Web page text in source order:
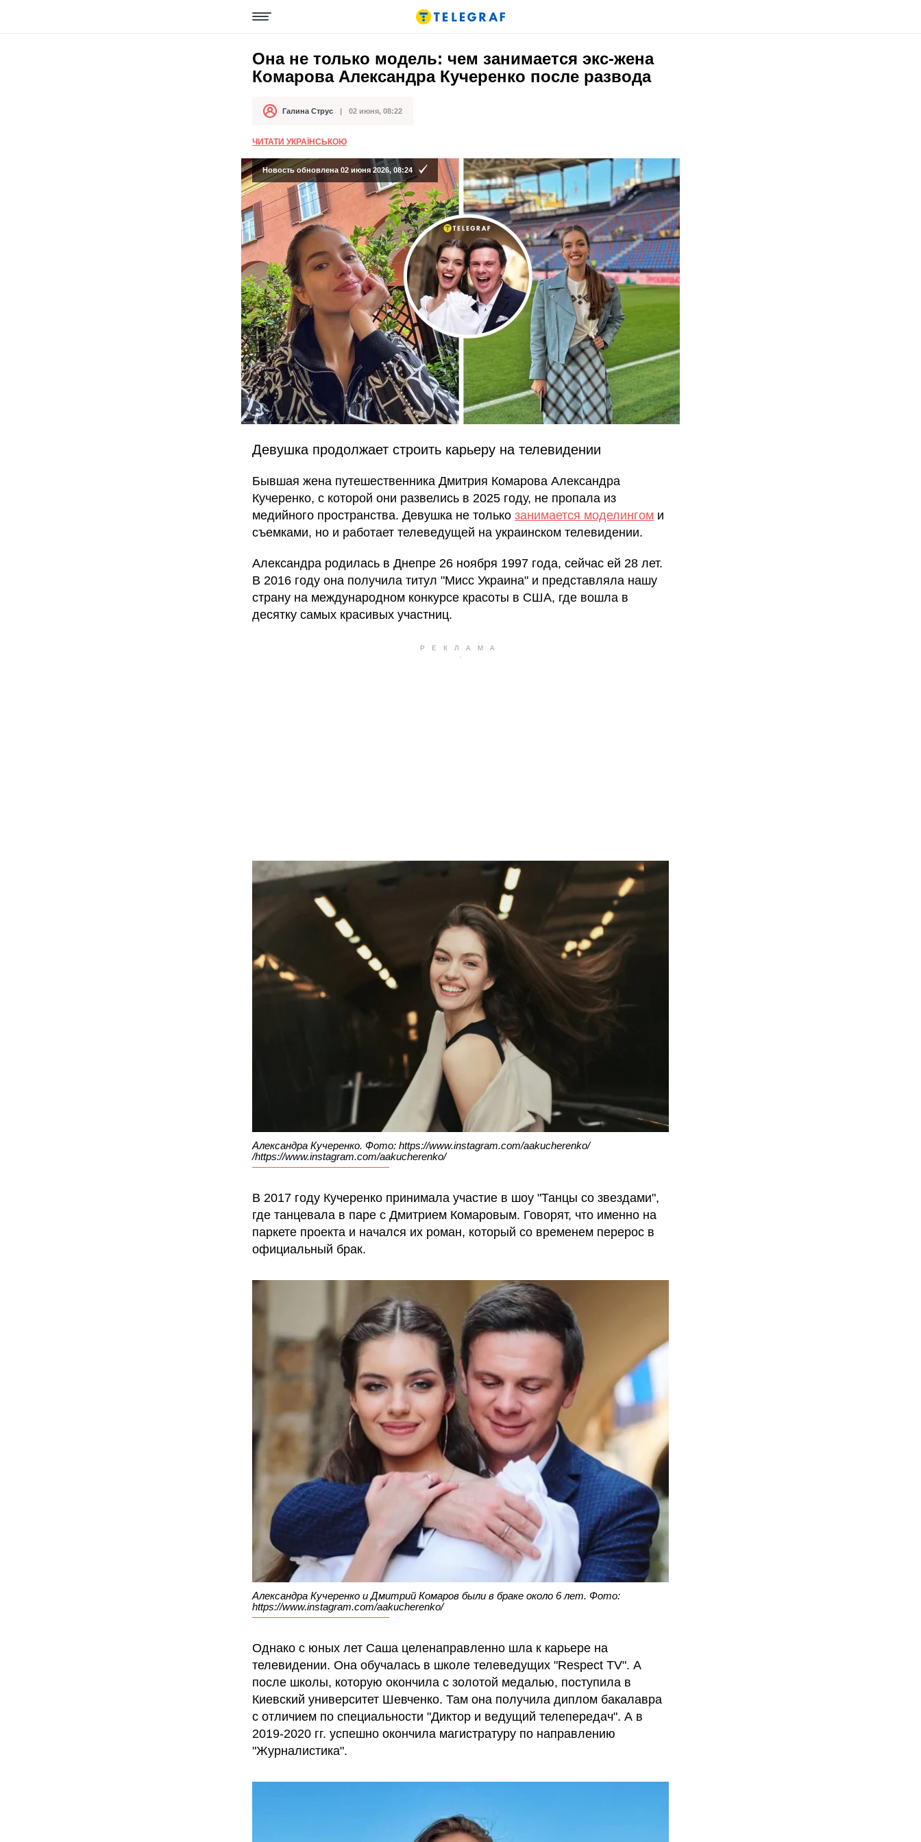
Она не только модель: чем занимается экс-жена
Комарова Александра Кучеренко после развода
АвторГалина Струс
Дата публикации 02 июня, 08:22
ЧИТАТИ УКРАЇНСЬКОЮ
Новость обновлена 02 июня 2026, 08:24
Девушка продолжает строить карьеру на телевидении
Бывшая жена путешественника Дмитрия Комарова Александра
Кучеренко, с которой они развелись в 2025 году, не пропала из
медийного пространства. Девушка не только занимается моделингом и
съемками, но и работает телеведущей на украинском телевидении.
Александра родилась в Днепре 26 ноября 1997 года, сейчас ей 28 лет.
В 2016 году она получила титул "Мисс Украина" и представляла нашу
страну на международном конкурсе красоты в США, где вошла в
десятку самых красивых участниц.
Александра Кучеренко. Фото: https://www.instagram.com/aakucherenko/
/https://www.instagram.com/aakucherenko/
В 2017 году Кучеренко принимала участие в шоу "Танцы со звездами",
где танцевала в паре с Дмитрием Комаровым. Говорят, что именно на
паркете проекта и начался их роман, который со временем перерос в
официальный брак.
Александра Кучеренко и Дмитрий Комаров были в браке около 6 лет. Фото:
https://www.instagram.com/aakucherenko/
Однако с юных лет Саша целенаправленно шла к карьере на
телевидении. Она обучалась в школе телеведущих "Respect TV". А
после школы, которую окончила с золотой медалью, поступила в
Киевский университет Шевченко. Там она получила диплом бакалавра
с отличием по специальности "Диктор и ведущий телепередач". А в
2019-2020 гг. успешно окончила магистратуру по направлению
"Журналистика".